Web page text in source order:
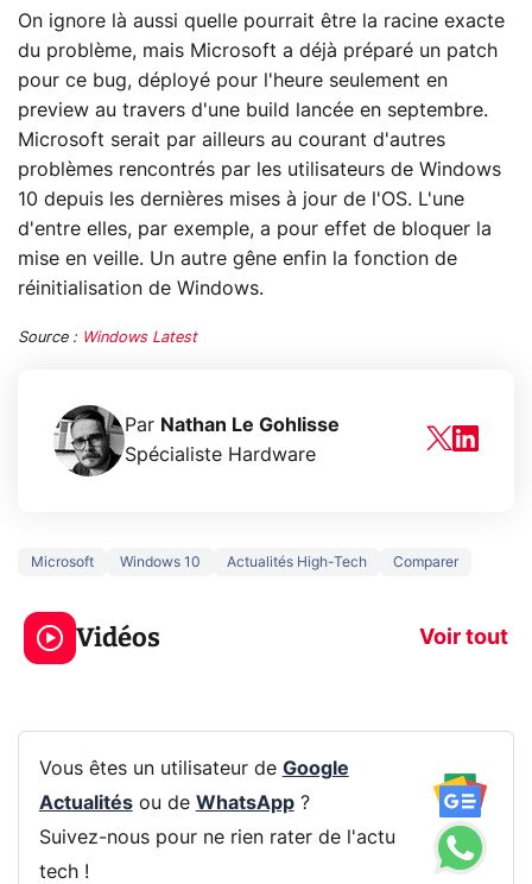
On ignore là aussi quelle pourrait être la racine exacte
du problème, mais Microsoft a déjà préparé un patch
pour ce bug, déployé pour l'heure seulement en
preview au travers d'une build lancée en septembre.
Microsoft serait par ailleurs au courant d'autres
problèmes rencontrés par les utilisateurs de Windows
10 depuis les dernières mises à jour de l'OS. L'une
d'entre elles, par exemple, a pour effet de bloquer la
mise en veille. Un autre gêne enfin la fonction de
réinitialisation de Windows.
Source : Windows Latest
Par Nathan Le Gohlisse
Spécialiste Hardware
Microsoft Windows 10 Actualités High-Tech Comparer
Vidéos Voir tout
319€ ? Voici L'AOC
CQ32G4ZA !
5
prochaine
Vous êtes un utilisateur de Google
Actualitésou de WhatsApp?
Suivez-nous pour ne rien rater de l'actu
tech !